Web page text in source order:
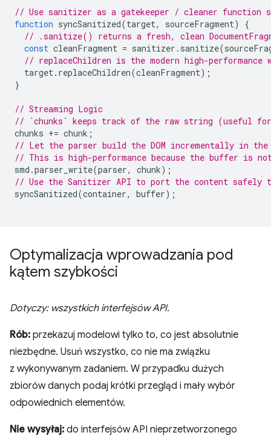
// Use sanitizer as a gatekeeper / cleaner function
function syncSanitized(target, sourceFragment)
{
// .sanitize() returns a fresh, clean
const cleanFragment = sanitizer . sanitize(
// replaceChildren is the modern high-performance
target. replaceChildren(cleanFragment);
}
// Streaming Logic
// `chunks` keeps track of the raw string (useful for
chunks += chunk ;
// Let the parser build the DOM incrementally in
// This is high-performance because the buffer is
smd .parser_write(parser, chunk);
// Use the Sanitizer API to port the content safely
syncSanitized(container, buffer);
Optymalizacja wprowadzania pod
kątem szybkości
Dotyczy: wszystkich interfejsów API.
Rób: przekazuj modelowi tylko to, co jest absolutnie
niezbędne. Usuń wszystko, co nie ma związku
z wykonywanym zadaniem. W przypadku dużych
zbiorów danych podaj krótki przegląd i mały wybór
odpowiednich elementów.
Nie wysyłaj: do interfejsów API nieprzetworzonego